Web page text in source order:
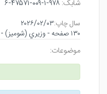
شابک: ۹۷۸-۱-۰۰۹-۴۷۵۷۱-۶
سال چاپ:۲۰۲۶/۰۲/۰۳
۱۳۰ صفحه - وزيري (شوميز) - چاپ ۱
موضوعات: